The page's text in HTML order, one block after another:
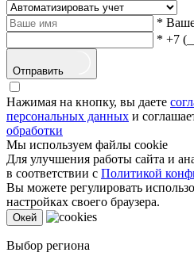
*
* +7
Отправить
Нажимая на кнопку, вы даете
персональных данных и
обработки
Мы используем файлы cookie
Для улучшения работы сайта и
в соответствии с Политикой
Вы можете регулировать
настройках своего браузера.
Oкей
Выбор региона